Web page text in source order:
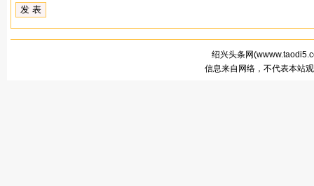
绍兴头条网(
信息来自网络，不代表本站